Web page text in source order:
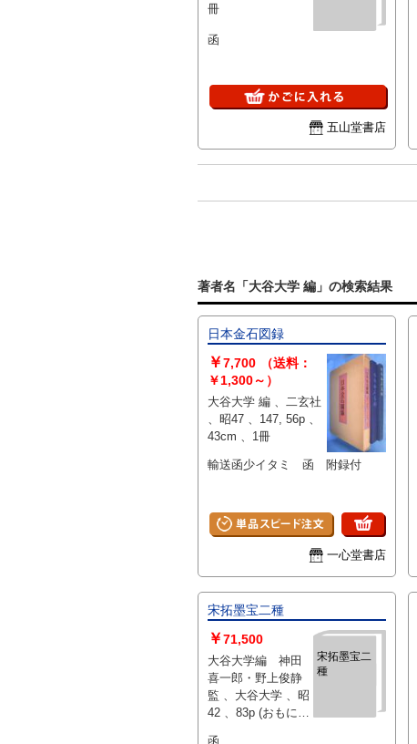
冊
函
五山堂書店
著者名「大谷大学 編」の検索結果
日本金石図録
￥7,700
（送料：
￥1,300～）
大谷大学 編 、二玄社
、昭47 、147, 56p 、
43cm 、1冊
輸送函少イタミ 函 附録付
一心堂書店
宋拓墨宝二種
宋拓墨宝二
種
￥71,500
大谷大学編 神田
喜一郎・野上俊静
監 、大谷大学 、昭
42 、83p (おもに図
函